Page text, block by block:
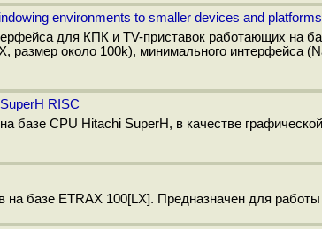
environments to smaller devices and platforms
для КПК и TV-приставок работающих на
размер около 100k), минимального интерфейса
RISC
базе CPU Hitachi SuperH, в качестве
на базе ETRAX 100[LX]. Предназначен для